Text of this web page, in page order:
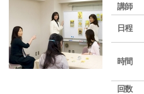
講師
日程
時間
回数